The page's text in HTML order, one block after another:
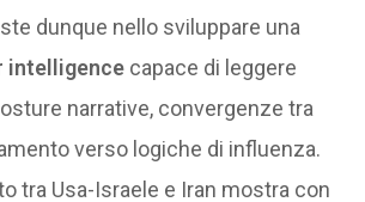
dunque nello sviluppare una
intelligence capace di leggere
narrative, convergenze tra
verso logiche di influenza.
tra Usa-Israele e Iran mostra con